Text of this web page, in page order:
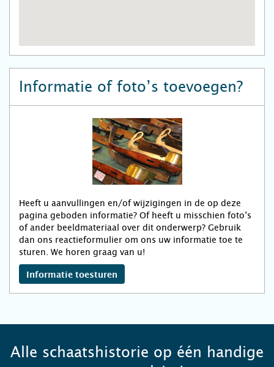
Informatie of foto’s toevoegen?
Heeft u aanvullingen en/of wijzigingen in de op deze
pagina geboden informatie? Of heeft u misschien foto’s
of ander beeldmateriaal over dit onderwerp? Gebruik
dan ons reactieformulier om ons uw informatie toe te
sturen. We horen graag van u!
Informatie toesturen
Alle schaatshistorie op één handige